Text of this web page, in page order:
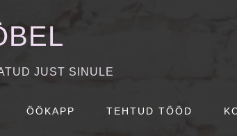
JUST SINULE
ÖÖKAPP TEHTUD TÖÖD